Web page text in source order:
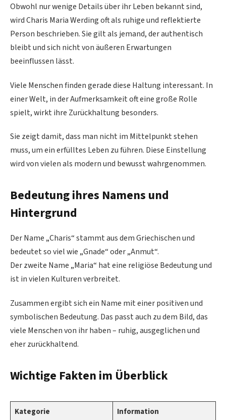
Obwohl nur wenige Details über ihr Leben bekannt sind,
wird Charis Maria Werding oft als ruhige und reflektierte
Person beschrieben. Sie gilt als jemand, der authentisch
bleibt und sich nicht von äußeren Erwartungen
beeinflussen lässt.
Viele Menschen finden gerade diese Haltung interessant. In
einer Welt, in der Aufmerksamkeit oft eine große Rolle
spielt, wirkt ihre Zurückhaltung besonders.
Sie zeigt damit, dass man nicht im Mittelpunkt stehen
muss, um ein erfülltes Leben zu führen. Diese Einstellung
wird von vielen als modern und bewusst wahrgenommen.
Bedeutung ihres Namens und
Hintergrund
Der Name „Charis“ stammt aus dem Griechischen und
bedeutet so viel wie „Gnade“ oder „Anmut“.
Der zweite Name „Maria“ hat eine religiöse Bedeutung und
ist in vielen Kulturen verbreitet.
Zusammen ergibt sich ein Name mit einer positiven und
symbolischen Bedeutung. Das passt auch zu dem Bild, das
viele Menschen von ihr haben – ruhig, ausgeglichen und
eher zurückhaltend.
Wichtige Fakten im Überblick
Kategorie
Information